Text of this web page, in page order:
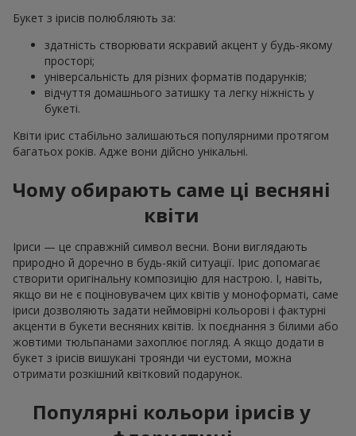
Букет з ірисів полюбляють за:
здатність створювати яскравий акцент у будь-якому
просторі;
універсальність для різних форматів подарунків;
відчуття домашнього затишку та легку ніжність у
букеті.
Квіти ірис стабільно залишаються популярними протягом
багатьох років. Адже вони дійсно унікальні.
Чому обирають саме ці весняні
квіти
Іриси — це справжній символ весни. Вони виглядають
природно й доречно в будь-якій ситуації. Ірис допомагає
створити оригінальну композицію для настрою. І, навіть,
якщо ви не є поціновувачем цих квітів у моноформаті, саме
іриси дозволяють задати неймовірні кольорові і фактурні
акценти в букети весняних квітів. Їх поєднання з білими або
жовтими тюльпанами захоплює погляд. А якщо додати в
букет з ірисів вишукані троянди чи еустоми, можна
отримати розкішний квітковий подарунок.
Популярні кольори ірисів у